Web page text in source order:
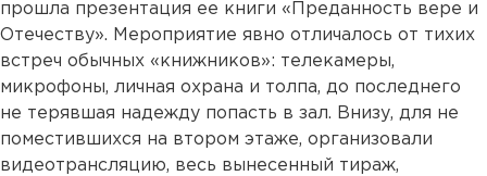
прошла презентация ее книги «Преданность вере и
Отечеству». Мероприятие явно отличалось от тихих
встреч обычных «книжников»: телекамеры,
микрофоны, личная охрана и толпа, до последнего
не терявшая надежду попасть в зал. Внизу, для не
поместившихся на втором этаже, организовали
видеотрансляцию, весь вынесенный тираж,